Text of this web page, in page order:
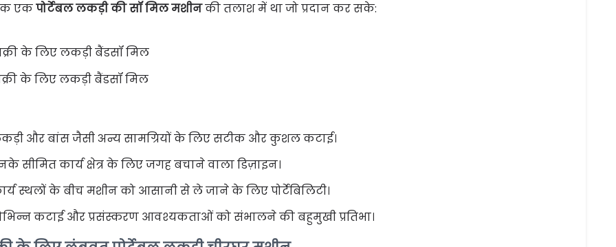
एकपोर्टेबल लकड़ी की सॉ मिल मशीनकी तलाश में था जो प्रदान कर सके:
के लिए लकड़ी बैंडसॉ मिल
और बांस जैसी अन्य सामग्रियों के लिए सटीक और कुशल कटाई।
सीमित कार्य क्षेत्र के लिए जगह बचाने वाला डिज़ाइन।
स्थलों के बीच मशीन को आसानी से ले जाने के लिए पोर्टेबिलिटी।
कटाई और प्रसंस्करण आवश्यकताओं को संभालने की बहुमुखी प्रतिभा।